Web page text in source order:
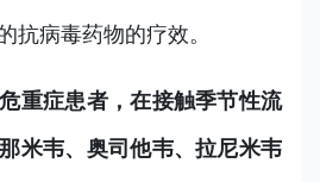
抗病毒药物的疗效。
重症患者，在接触季节性流
米韦、奥司他韦、拉尼米韦